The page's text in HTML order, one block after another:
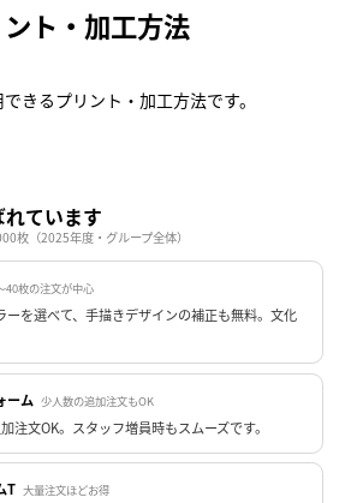
ト・加工方法
きるプリント・加工方法です。
ています
枚（2025年度・グループ全体）
40枚の注文が中心
を選べて、手描きデザインの補正も無料。文化
ーム 少人数の追加注文もOK
注文OK。スタッフ増員時もスムーズです。
T 大量注文ほどお得